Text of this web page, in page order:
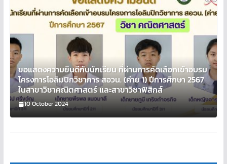
ขอแสดงความยินดีกับนักเรียน ที่ผ่านการคัดเลือกเข้าอบรม
โครงการโอลิมปิกวิชาการ สอวน. (ค่าย 1) ปีการศึกษา 2567
ในสาขาวิชาคณิตศาสตร์ และสาขาวิชาฟิสิกส์
10 October 2024